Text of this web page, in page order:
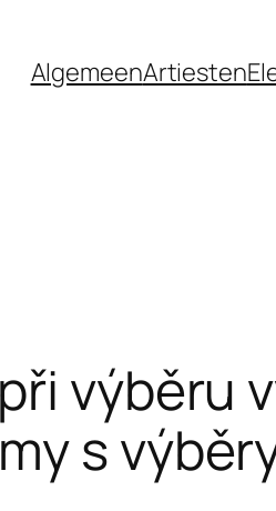
AlgemeenArtiesten
výběru
s